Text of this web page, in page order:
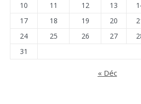
10
11 12 13
17
18 19 20
24
25 26 27
31
« Déc